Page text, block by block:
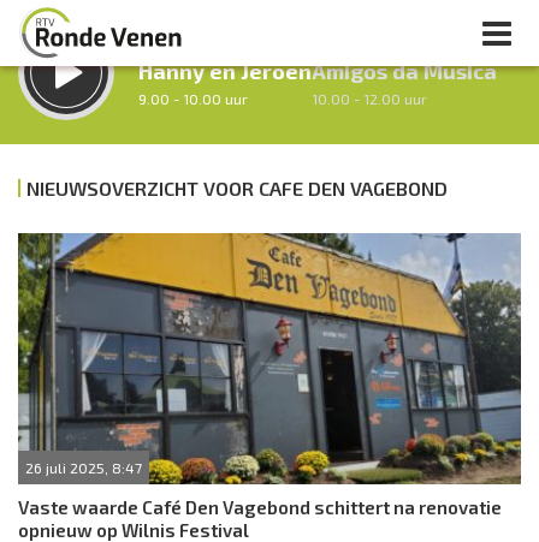
LUISTER LIVE:
Hanny en Jeroen
9.00 - 10.00 uur
Amigos da Musica
10.00 - 12.00 uur
Vorig uur Volgend uur
Inklappen
NIEUWSOVERZICHT VOOR CAFE DEN VAGEBOND
26 juli 2025, 8:47
Vaste waarde Café Den Vagebond schittert na renovatie
opnieuw op Wilnis Festival